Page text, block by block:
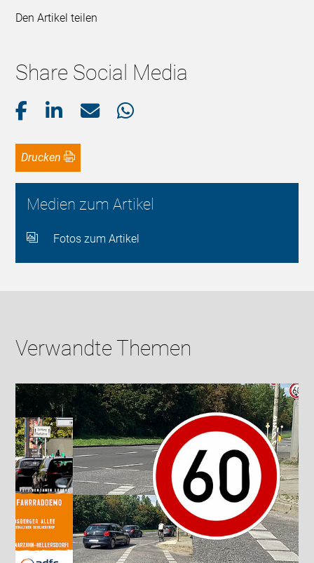
Den Artikel teilen
Share Social Media
Drucken
Medien zum Artikel
Fotos zum Artikel
Verwandte Themen